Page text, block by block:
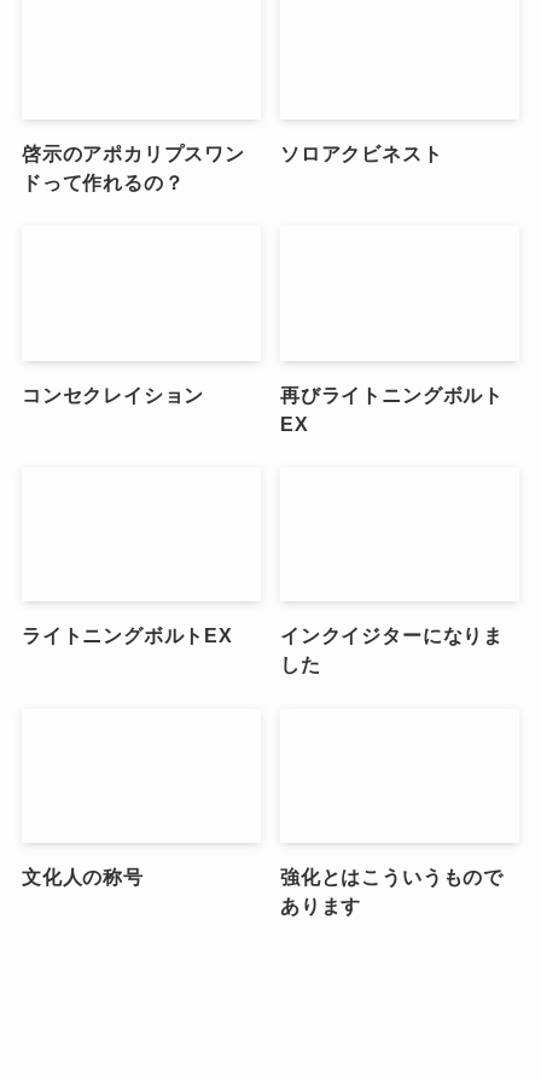
啓示のアポカリプスワン
ドって作れるの？
ソロアクビネスト
コンセクレイション
再びライトニングボルト
EX
ライトニングボルトEX
インクイジターになりま
した
文化人の称号
強化とはこういうもので
あります